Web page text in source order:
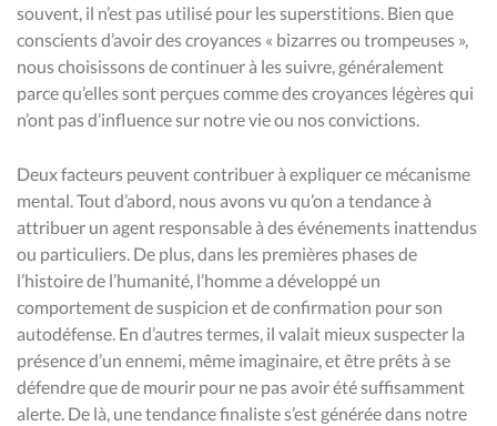
souvent, il n’est pas utilisé pour les superstitions. Bien que
conscients d’avoir des croyances « bizarres ou trompeuses »,
nous choisissons de continuer à les suivre, généralement
parce qu’elles sont perçues comme des croyances légères qui
n’ont pas d’influence sur notre vie ou nos convictions.
Deux facteurs peuvent contribuer à expliquer ce mécanisme
mental. Tout d’abord, nous avons vu qu’on a tendance à
attribuer un agent responsable à des événements inattendus
ou particuliers. De plus, dans les premières phases de
l’histoire de l’humanité, l’homme a développé un
comportement de suspicion et de confirmation pour son
autodéfense. En d’autres termes, il valait mieux suspecter la
présence d’un ennemi, même imaginaire, et être prêts à se
défendre que de mourir pour ne pas avoir été suffisamment
alerte. De là, une tendance finaliste s’est générée dans notre